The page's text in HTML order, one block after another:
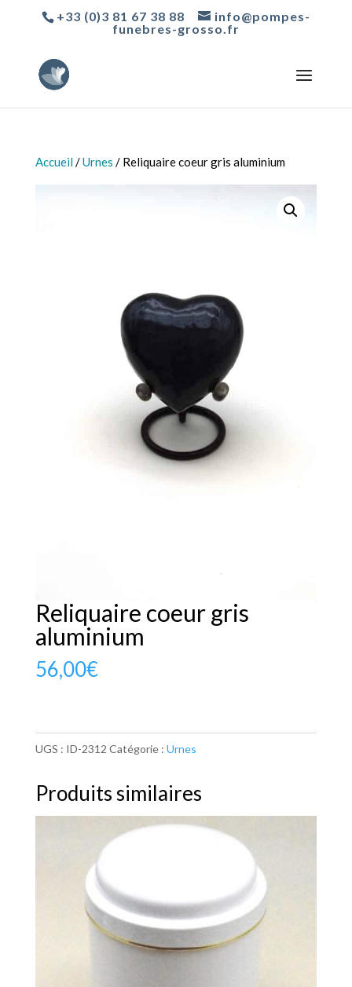
+33 (0)3 81 67 38 88
info@pompes-
funebres-grosso.fr
Accueil/Urnes / Reliquaire coeur gris aluminium
Reliquaire coeur gris
aluminium
56,00€
UGS : ID-2312 Catégorie : Urnes
Produits similaires